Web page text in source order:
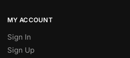
MY ACCOUNT
Sign In
Sign Up